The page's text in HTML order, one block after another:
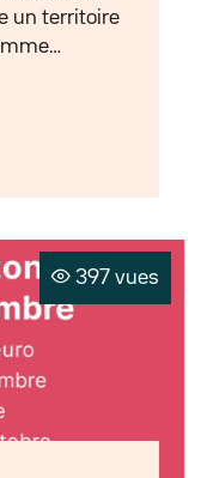
un territoire
397 vues